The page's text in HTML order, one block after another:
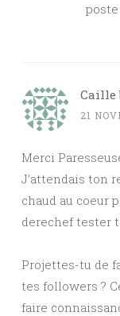
poste
Caille
21
Merci
J’attendais ton
chaud au coeur
derechef tester
Projettes-tu de
tes followers ?
faire